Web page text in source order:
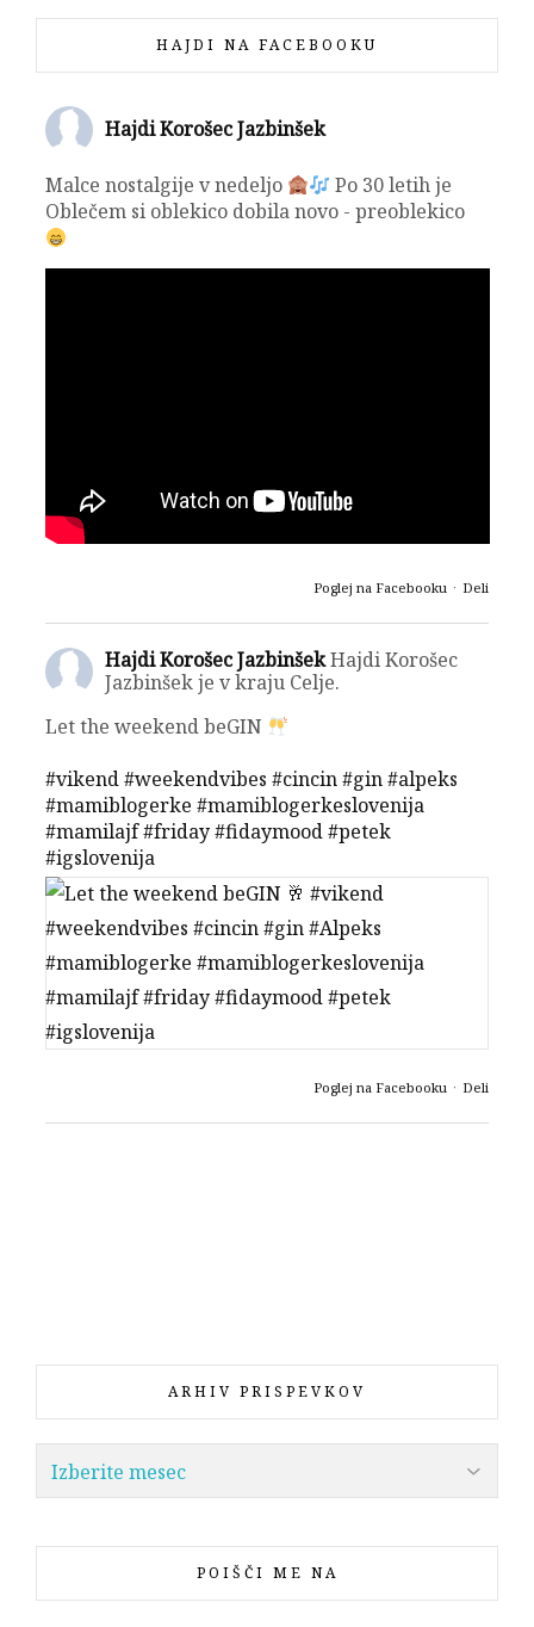
HAJDI NA FACEBOOKU
Hajdi Korošec Jazbinšek
Malce nostalgije v nedeljo
Po 30 letih je
Oblečem si oblekico dobila novo - preoblekico
Poglej na Facebooku · Deli
Hajdi Korošec JazbinšekHajdi Korošec
Jazbinšek je v kraju Celje.
Let the weekend beGIN
#vikend#weekendvibes #cincin#gin#alpeks
#mamiblogerke #mamiblogerkeslovenija
#mamilajf#friday#fidaymood#petek
#igslovenija
Poglej na Facebooku · Deli
ARHIV PRISPEVKOV
POIŠČI ME NA